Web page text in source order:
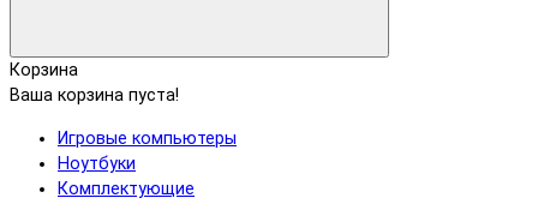
Корзина
Ваша корзина пуста!
Игровые компьютеры
Ноутбуки
Комплектующие